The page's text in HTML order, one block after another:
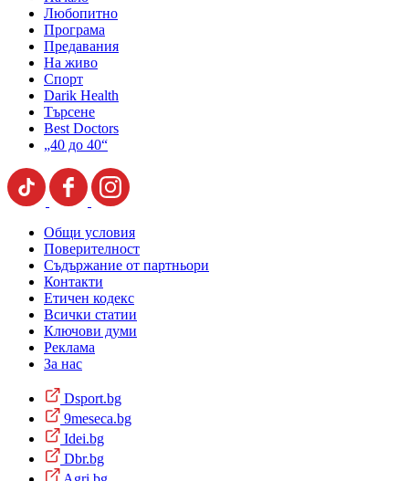
Любопитно
Програма
Предавания
На живо
Спорт
Darik Health
Търсене
Best Doctors
„40 до 40“
Общи условия
Поверителност
Съдържание от партньори
Контакти
Етичен кодекс
Всички статии
Ключови думи
Реклама
За нас
Dsport.bg
9meseca.bg
Idei.bg
Dbr.bg